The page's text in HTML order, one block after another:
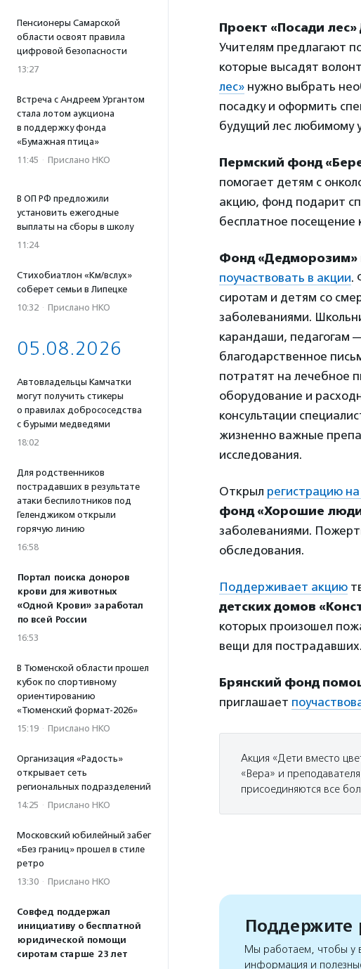
Пенсионеры Самарской
области освоят правила
цифровой безопасности
13:27
Встреча с Андреем Ургантом
стала лотом аукциона
в поддержку фонда
«Бумажная птица»
11:45 · Прислано НКО
В ОП РФ предложили
установить ежегодные
выплаты на сборы в школу
11:24
Стихобиатлон «Км/вслух»
соберет семьи в Липецке
10:32 · Прислано НКО
05.08.2026
Автовладельцы Камчатки
могут получить стикеры
о правилах добрососедства
с бурыми медведями
18:02
Для родственников
пострадавших в результате
атаки беспилотников под
Геленджиком открыли
горячую линию
16:58
Портал поиска доноров
крови для животных
«Одной Крови» заработал
по всей России
16:53
В Тюменской области прошел
кубок по спортивному
ориентированию
«Тюменский формат-2026»
15:19 · Прислано НКО
Организация «Радость»
открывает сеть
региональных подразделений
14:25 · Прислано НКО
Московский юбилейный забег
«Без границ» прошел в стиле
ретро
13:30 · Прислано НКО
Совфед поддержал
инициативу о бесплатной
юридической помощи
сиротам старше 23 лет
Проект «Посади
Учителям предлагают
которые высадят
лес» нужно выбрать
посадку и оформить
будущий лес любимому
Пермский фонд
помогает детям с
акцию, фонд подарит
бесплатное посещение
Фонд «Дедморозим»
поучаствовать в акции.
сиротам и детям со
заболеваниями.
карандаши, педагогам
благодарственное
потратят на лечебное
оборудование и
консультации
жизненно важные
исследования.
Открыл регистрацию
фонд «Хорошие
заболеваниями.
обследования.
Поддерживает акцию
детских домов
которых произошел
вещи для пострадавших.
Брянский фонд
приглашает
Акция «Дети вместо
«Вера» и
присоединяются все
Поддержите
Мы работаем, чтобы у
информация и